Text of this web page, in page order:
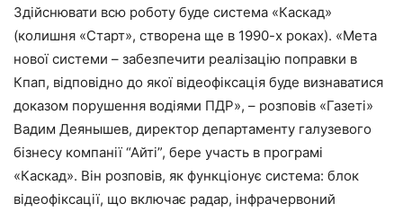
Здійснювати всю роботу буде система «Каскад»
(колишня «Старт», створена ще в 1990-х роках). «Мета
нової системи – забезпечити реалізацію поправки в
Кпап, відповідно до якої відеофіксація буде визнаватися
доказом порушення водіями ПДР», – розповів «Газеті»
Вадим Деянышев, директор департаменту галузевого
бізнесу компанії “Айті”, бере участь в програмі
«Каскад». Він розповів, як функціонує система: блок
відеофіксації, що включає радар, інфрачервоний